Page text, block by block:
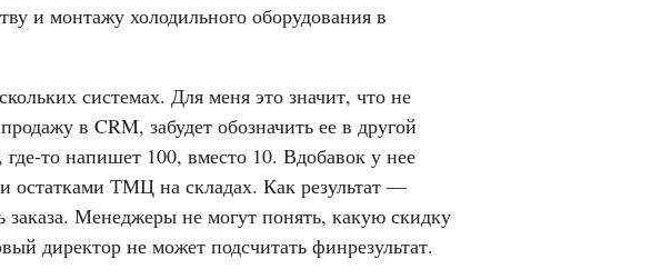
и монтажу холодильного оборудования в
системах. Для меня это значит, что не
в CRM, забудет обозначить ее в другой
то напишет 100, вместо 10. Вдобавок у нее
остатками ТМЦ на складах. Как результат —
заказа. Менеджеры не могут понять, какую скидку
директор не может подсчитать финрезультат.